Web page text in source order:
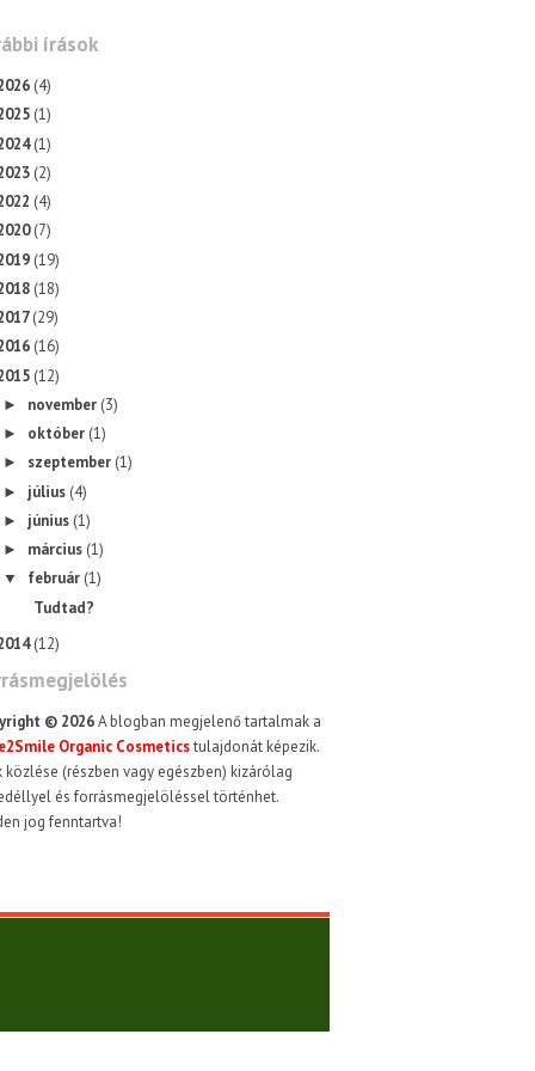
írások
(4)
(1)
(1)
(2)
(4)
(7)
(19)
(18)
(29)
(16)
(12)
► november (3)
► október (1)
► szeptember (1)
► július (4)
► június (1)
► március (1)
▼ február (1)
Tudtad?
(12)
© 2026A blogban megjelenő tartalmak a
Organic Cosmeticstulajdonát képezik.
közlése (részben vagy egészben) kizárólag
és forrásmegjelöléssel történhet.
jog fenntartva!